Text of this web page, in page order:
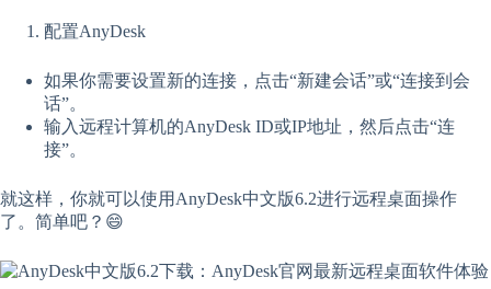
配置AnyDesk
如果你需要设置新的连接，点击“新建会话”或“连接到会
话”。
输入远程计算机的AnyDesk ID或IP地址，然后点击“连
接”。
就这样，你就可以使用AnyDesk中文版6.2进行远程桌面操作
了。简单吧？😄